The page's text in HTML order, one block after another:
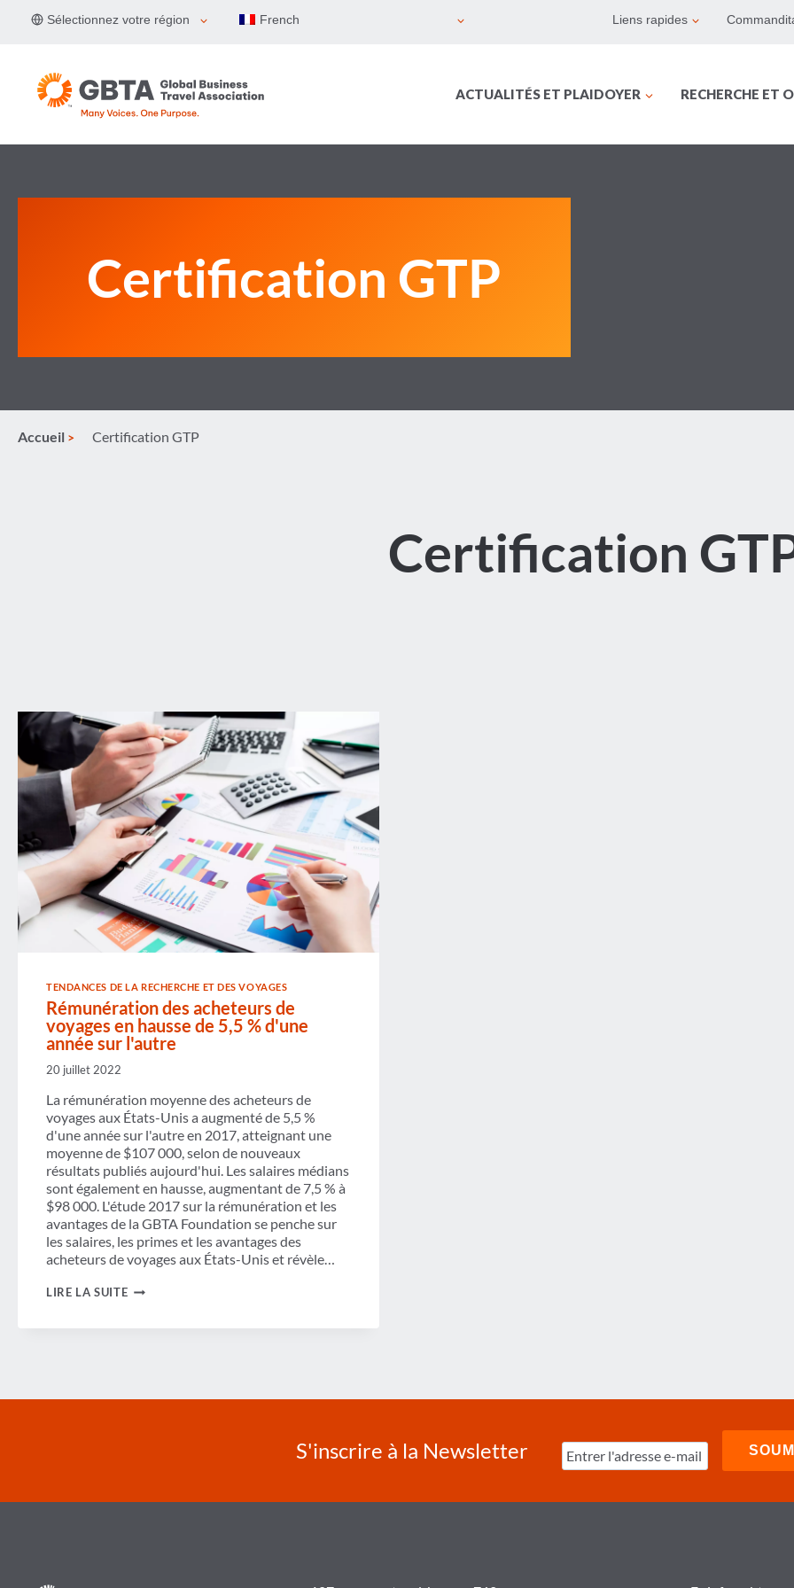
Sélectionnez votre région French Liens rapides
ACTUALITÉS ET PLAIDOYER RECHERCHE ET
Certification GTP
Accueil Certification GTP
Certification
TENDANCES DE LA RECHERCHE ET DES VOYAGES
Rémunération des acheteurs de
voyages en hausse de 5,5 % d'une
année sur l'autre
20 juillet 2022
La rémunération moyenne des acheteurs de
voyages aux États-Unis a augmenté de 5,5 %
d'une année sur l'autre en 2017, atteignant une
moyenne de $107 000, selon de nouveaux
résultats publiés aujourd'hui. Les salaires médians
sont également en hausse, augmentant de 7,5 % à
$98 000. L'étude 2017 sur la rémunération et les
avantages de la GBTA Foundation se penche sur
les salaires, les primes et les avantages des
acheteurs de voyages aux États-Unis et révèle…
LIRE LA SUITERÉMUNÉRATION
DE
5,5 %
S'inscrire à la Newsletter